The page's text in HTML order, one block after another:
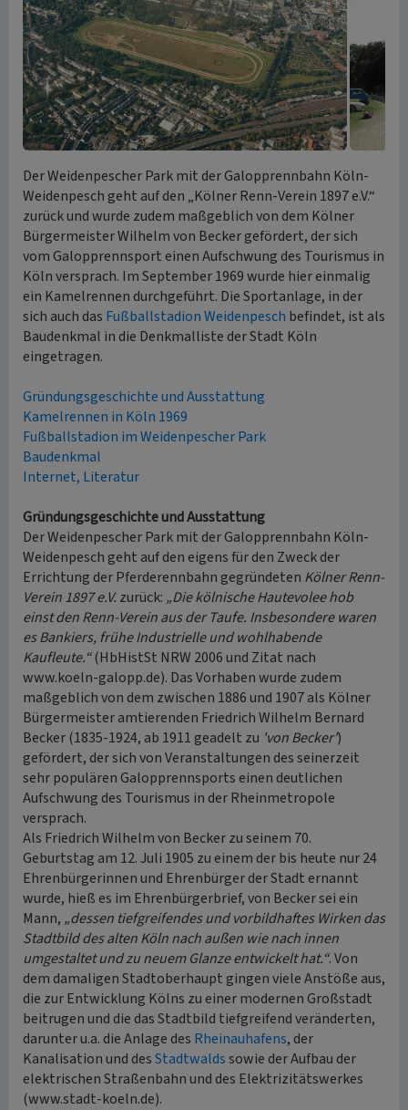
Der Weidenpescher Park mit der Galopprennbahn Köln-
Weidenpesch geht auf den „Kölner Renn-Verein 1897 e.V.“
zurück und wurde zudem maßgeblich von dem Kölner
Bürgermeister Wilhelm von Becker gefördert, der sich
vom Galopprennsport einen Aufschwung des Tourismus in
Köln versprach. Im September 1969 wurde hier einmalig
ein Kamelrennen durchgeführt. Die Sportanlage, in der
sich auch das Fußballstadion Weidenpesch befindet, ist als
Baudenkmal in die Denkmalliste der Stadt Köln
eingetragen.
Gründungsgeschichte und Ausstattung
Kamelrennen in Köln 1969
Fußballstadion im Weidenpescher Park
Baudenkmal
Internet, Literatur
Gründungsgeschichte und Ausstattung
Der Weidenpescher Park mit der Galopprennbahn Köln-
Weidenpesch geht auf den eigens für den Zweck der
Errichtung der Pferderennbahn gegründeten Kölner Renn-
Verein 1897 e.V.zurück: „Die kölnische Hautevolee hob
einst den Renn-Verein aus der Taufe. Insbesondere waren
es Bankiers, frühe Industrielle und wohlhabende
Kaufleute.“(HbHistSt NRW 2006 und Zitat nach
www.koeln-galopp.de). Das Vorhaben wurde zudem
maßgeblich von dem zwischen 1886 und 1907 als Kölner
Bürgermeister amtierenden Friedrich Wilhelm Bernard
Becker (1835-1924, ab 1911 geadelt zu 'von Becker')
gefördert, der sich von Veranstaltungen des seinerzeit
sehr populären Galopprennsports einen deutlichen
Aufschwung des Tourismus in der Rheinmetropole
versprach.
Als Friedrich Wilhelm von Becker zu seinem 70.
Geburtstag am 12. Juli 1905 zu einem der bis heute nur 24
Ehrenbürgerinnen und Ehrenbürger der Stadt ernannt
wurde, hieß es im Ehrenbürgerbrief, von Becker sei ein
Mann, „dessen tiefgreifendes und vorbildhaftes Wirken das
Stadtbild des alten Köln nach außen wie nach innen
umgestaltet und zu neuem Glanze entwickelt hat.“. Von
dem damaligen Stadtoberhaupt gingen viele Anstöße aus,
die zur Entwicklung Kölns zu einer modernen Großstadt
beitrugen und die das Stadtbild tiefgreifend veränderten,
darunter u.a. die Anlage des Rheinauhafens, der
Kanalisation und desStadtwaldssowie der Aufbau der
elektrischen Straßenbahn und des Elektrizitätswerkes
(www.stadt-koeln.de).